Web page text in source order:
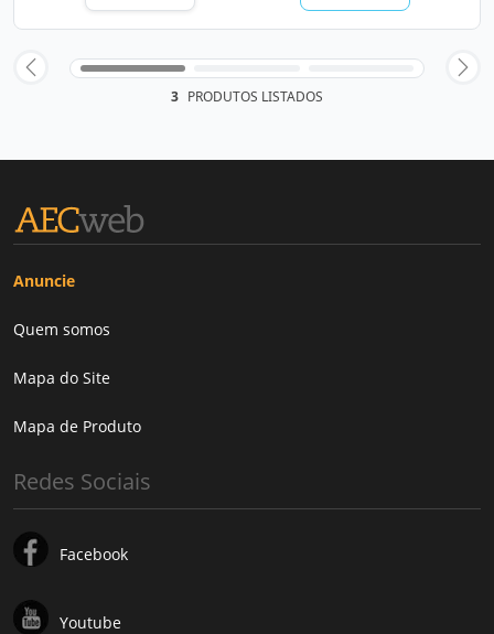
3 PRODUTOS LISTADOS
Anuncie
Quem somos
Mapa do Site
Mapa de Produto
Redes Sociais
Facebook
Youtube